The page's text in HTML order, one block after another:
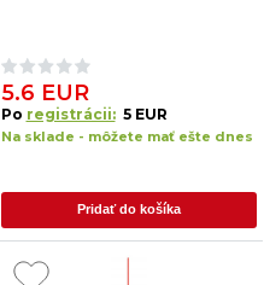
5.6 EUR
Po registrácii: 5 EUR
Na sklade - môžete mať ešte dnes
Pridať do košíka